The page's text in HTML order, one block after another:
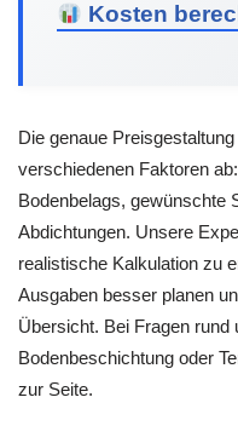
Kosten
Die genaue
verschiedenen Faktoren
Bodenbelags, gewünschte
Abdichtungen. Unsere
realistische Kalkulation zu
Ausgaben besser planen
Übersicht. Bei Fragen rund
Bodenbeschichtung oder
zur Seite.